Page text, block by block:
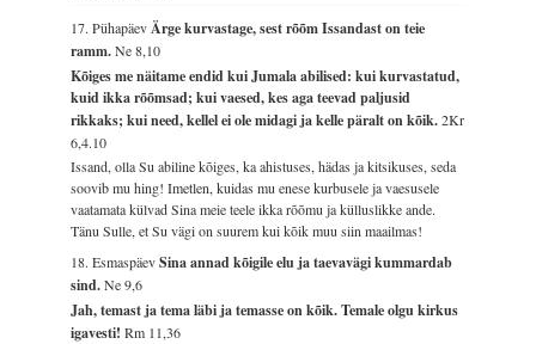
17. Pühapäev Ärge kurvastage, sest rõõm Issandast on teie
ramm.Ne 8,10
Kõiges me näitame endid kui Jumala abilised: kui kurvastatud,
kuid ikka rõõmsad; kui vaesed, kes aga teevad paljusid
rikkaks; kui need, kellel ei ole midagi ja kelle päralt on kõik.2Kr
6,4.10
Issand, olla Su abiline kõiges, ka ahistuses, hädas ja kitsikuses, seda
soovib mu hing! Imetlen, kuidas mu enese kurbusele ja vaesusele
vaatamata külvad Sina meie teele ikka rõõmu ja külluslikke ande.
Tänu Sulle, et Su vägi on suurem kui kõik muu siin maailmas!
18. EsmaspäevSina annad kõigile elu ja taevavägi kummardab
sind.Ne 9,6
Jah, temast ja tema läbi ja temasse on kõik. Temale olgu kirkus
igavesti!Rm 11,36